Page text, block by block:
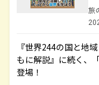
旅
『世界244の国と地
もに解説』に続く、
登場！